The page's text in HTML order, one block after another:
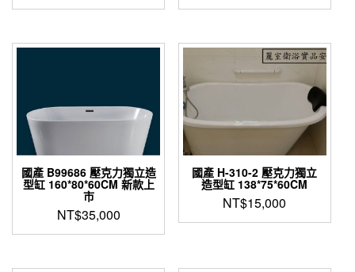
國產 B99686 壓克力獨立造
型缸 160*80*60CM 新款上
市
NT$35,000
國產 H-310-2 壓克力獨立
造型缸 138*75*60CM
NT$15,000